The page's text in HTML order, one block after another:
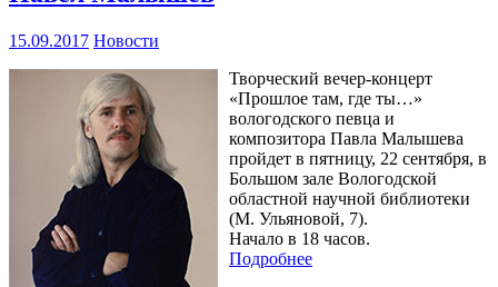
15.09.2017 Новости
Творческий вечер-концерт
«Прошлое там, где ты…»
вологодского певца и
композитора Павла Малышева
пройдет в пятницу, 22 сентября, в
Большом зале Вологодской
областной научной библиотеки
(М. Ульяновой, 7).
Начало в 18 часов.
Подробнее